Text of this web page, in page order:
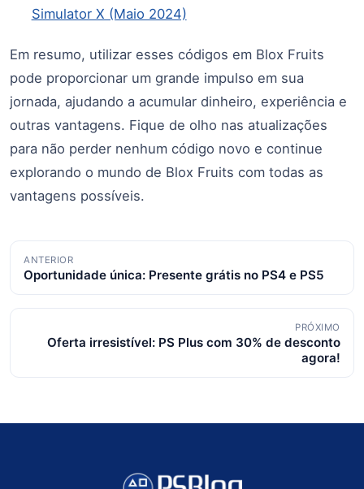
Simulator X (Maio 2024)
Em resumo, utilizar esses códigos em Blox Fruits
pode proporcionar um grande impulso em sua
jornada, ajudando a acumular dinheiro, experiência e
outras vantagens. Fique de olho nas atualizações
para não perder nenhum código novo e continue
explorando o mundo de Blox Fruits com todas as
vantagens possíveis.
Navegação
de
posts
ANTERIOR
Oportunidade única: Presente grátis no PS4 e PS5
PRÓXIMO
Oferta irresistível: PS Plus com 30% de desconto
agora!